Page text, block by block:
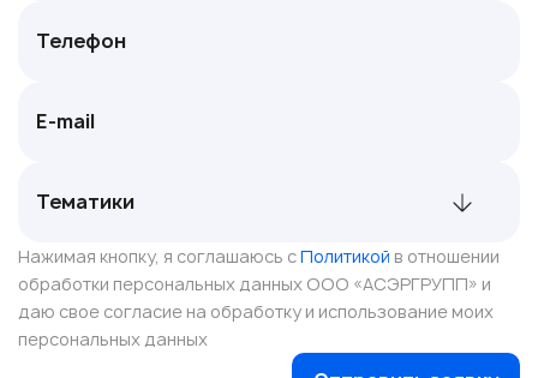
Нажимая кнопку, я соглашаюсь сПолитикой в отношении
обработки персональных данных ООО «АСЭРГРУПП» и
даю свое согласие на обработку и использование моих
персональных данных